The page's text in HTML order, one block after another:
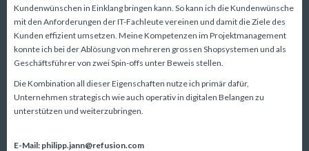
Kundenwünschen in Einklang bringen kann. So kann ich die Kundenwünsche
mit den Anforderungen der IT-Fachleute vereinen und damit die Ziele des
Kunden effizient umsetzen. Meine Kompetenzen im Projektmanagement
konnte ich bei der Ablösung von mehreren grossen Shopsystemen und als
Geschäftsführer von zwei Spin-offs unter Beweis stellen.
Die Kombination all dieser Eigenschaften nutze ich primär dafür,
Unternehmen strategisch wie auch operativ in digitalen Belangen zu
unterstützen und weiterzubringen.
E-Mail: philipp.jann@refusion.com